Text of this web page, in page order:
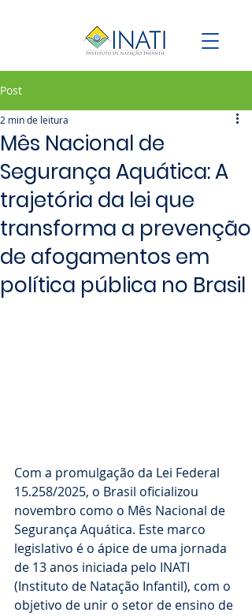
Post
Mês Nacional de
Segurança Aquática: A
trajetória da lei que
transforma a prevenção
de afogamentos em
política pública no Brasil
2 min de leitura
Com a promulgação da Lei Federal
15.258/2025, o Brasil oficializou
novembro como o Mês Nacional de
Segurança Aquática. Este marco
legislativo é o ápice de uma jornada
de 13 anos iniciada pelo INATI
(Instituto de Natação Infantil), com o
objetivo de unir o setor de ensino de